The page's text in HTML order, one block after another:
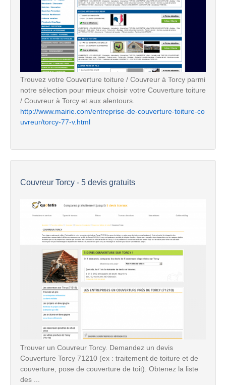
Trouvez votre Couverture toiture / Couvreur à Torcy parmi
notre sélection pour mieux choisir votre Couverture toiture
/ Couvreur à Torcy et aux alentours.
http://www.mairie.com/entreprise-de-couverture-toiture-co
uvreur/torcy-77-v.html
Couvreur Torcy - 5 devis gratuits
Trouver un Couvreur Torcy. Demandez un devis
Couverture Torcy 71210 (ex : traitement de toiture et de
couverture, pose de couverture de toit). Obtenez la liste
des ...